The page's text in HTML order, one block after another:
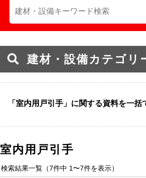
建材・設備カテゴリ
「室内用戸引手」に関する資料を一括
室内用戸引手
検索結果一覧（7件中 1〜7件を表示）